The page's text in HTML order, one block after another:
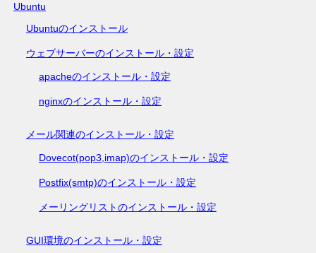
Ubuntu
Ubuntuのインストール
ウェブサーバーのインストール・設定
apacheのインストール・設定
nginxのインストール・設定
メール関連のインストール・設定
Dovecot(pop3,imap)のインストール・設定
Postfix(smtp)のインストール・設定
メーリングリストのインストール・設定
GUI環境のインストール・設定